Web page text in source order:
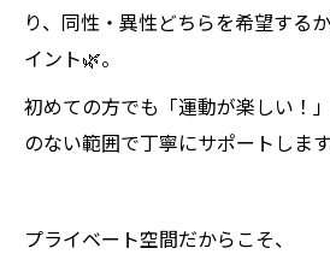
り、同性・異性どちらを希望する
イント🌿。
初めての方でも「運動が楽しい！
のない範囲で丁寧にサポートします
プライベート空間だからこそ、